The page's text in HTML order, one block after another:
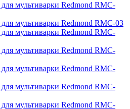
для мультиварки Redmond RMC-
для мультиварки Redmond RMC-03
для мультиварки Redmond RMC-
для мультиварки Redmond RMC-
для мультиварки Redmond RMC-
для мультиварки Redmond RMC-
для мультиварки Redmond RMC-